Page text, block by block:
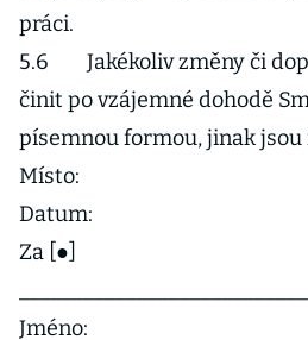
práci.
5.6 Jakékoliv změny či
činit po vzájemné dohodě
písemnou formou, jinak jsou
Místo:
Datum:
Za [●]
Jméno: